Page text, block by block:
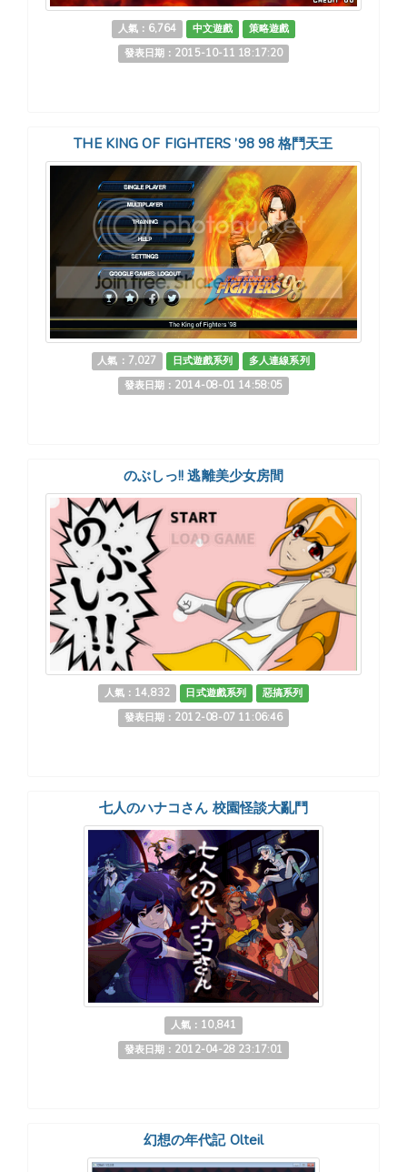
人氣：6,764 中文遊戲
策略遊戲
發表日期：2015-10-11 18:17:20
THE KING OF FIGHTERS ’98 98 格鬥天王
人氣：7,027 日式遊戲系列
多人連線系列
發表日期：2014-08-01 14:58:05
のぶしっ!! 逃離美少女房間
人氣：14,832 日式遊戲系列
惡搞系列
發表日期：2012-08-07 11:06:46
七人のハナコさん 校園怪談大亂鬥
人氣：10,841
發表日期：2012-04-28 23:17:01
幻想の年代記 Olteil